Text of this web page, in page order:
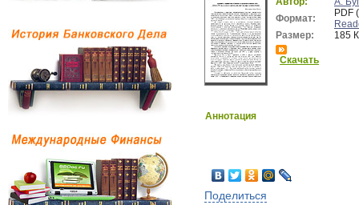
Формат:
PDF
Размер:
185
Скачать
Аннотация
Поделиться